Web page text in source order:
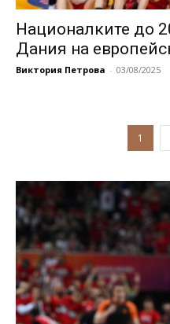
Националките до
Дания на
Виктория Петрова - 03/08/2025
1